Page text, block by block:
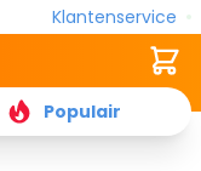
Klantenservice
Populair
Cart